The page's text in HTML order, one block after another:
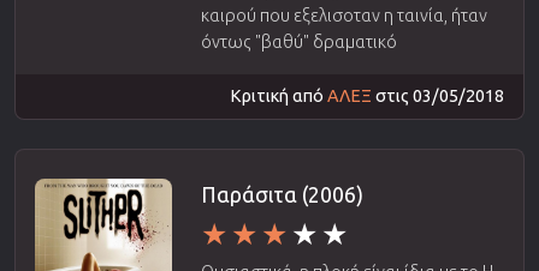
καιρού που εξελισοταν η ταινία, ήταν
όντως "βαθύ" δραματικό
Κριτική από ΑΛΕΞ στις 03/05/2018
Παράσιτα (2006)